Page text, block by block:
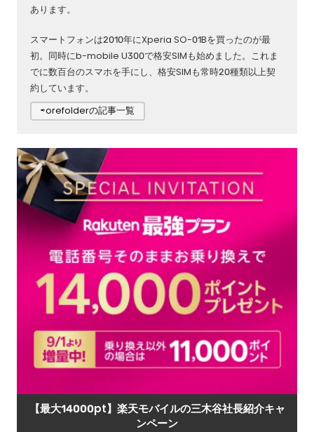
あります。
スマートフォンは2010年にXperia SO-01Bを買ったのが最
初。同時にb-mobile U300で格安SIMも始めました。これま
でに数百台のスマホを手にし、格安SIMも常時20種類以上契
約しています。
⇨orefolderの記事一覧
【最大14000pt】楽天モバイルの三木谷社長紹介キャ
ンペーン